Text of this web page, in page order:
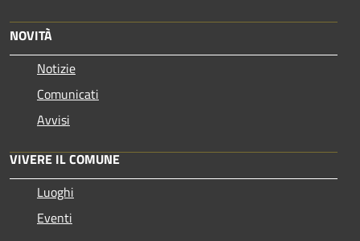
NOVITÀ
Notizie
Comunicati
Avvisi
VIVERE IL COMUNE
Luoghi
Eventi